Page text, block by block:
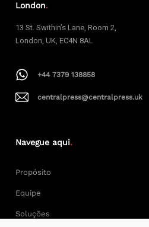
London.
13 St. Swithin’s Lane, Room 2,
London, UK, EC4N 8AL
+44 7379 138858
centralpress@centralpress.uk
Navegue aqui.
Propósito
Equipe
Soluções